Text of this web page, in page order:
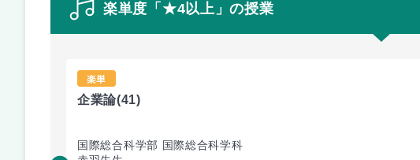
楽単度「★4以上」の授業
楽単
企業論(41)
国際総合科学部 国際総合科学科